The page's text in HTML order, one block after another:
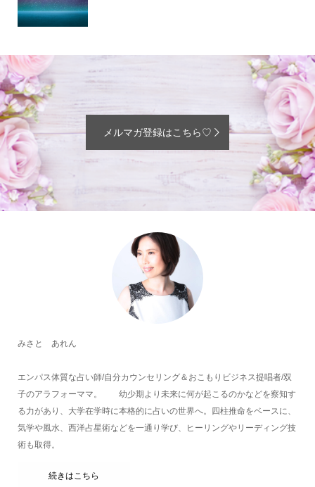
メルマガ登録はこちら♡
みさと あれん
エンパス体質な占い師/自分カウンセリング＆おこもりビジネス提唱者/双
子のアラフォーママ。 幼少期より未来に何が起こるのかなどを察知す
る力があり、大学在学時に本格的に占いの世界へ。四柱推命をベースに、
気学や風水、西洋占星術などを一通り学び、ヒーリングやリーディング技
術も取得。
続きはこちら